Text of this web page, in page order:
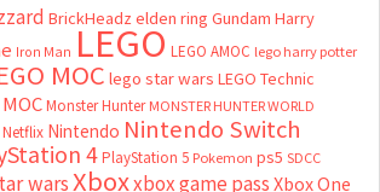
BrickHeadz elden ring Gundam Harry
Iron Man LEGO LEGO AMOC lego harry potter
MOC lego star wars LEGO Technic
MOC Monster Hunter MONSTER HUNTER WORLD
Netflix Nintendo Nintendo Switch
4 PlayStation 5 Pokemon ps5 SDCC
warsXboxxbox game passXbox One